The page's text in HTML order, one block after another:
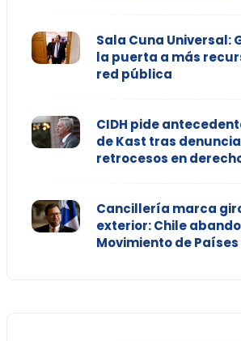
Sala Cuna Universal:
la puerta a más
red pública
CIDH pide
de Kast tras
retrocesos en
Cancillería marca
exterior: Chile
Movimiento de